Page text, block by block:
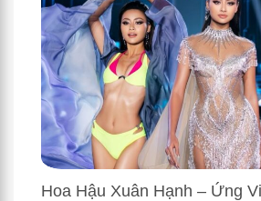
Hoa Hậu Xuân Hạnh – Ứng